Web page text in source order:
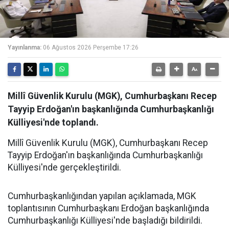
Yayınlanma: 06 Ağustos 2026 Perşembe 17:26
Millî Güvenlik Kurulu (MGK), Cumhurbaşkanı Recep
Tayyip Erdoğan'ın başkanlığında Cumhurbaşkanlığı
Külliyesi'nde toplandı.
Millî Güvenlik Kurulu (MGK), Cumhurbaşkanı Recep
Tayyip Erdoğan'ın başkanlığında Cumhurbaşkanlığı
Külliyesi'nde gerçekleştirildi.
Cumhurbaşkanlığından yapılan açıklamada, MGK
toplantısının Cumhurbaşkanı Erdoğan başkanlığında
Cumhurbaşkanlığı Külliyesi'nde başladığı bildirildi.